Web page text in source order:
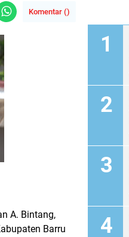
Komentar ()
A. Bintang,
Barru